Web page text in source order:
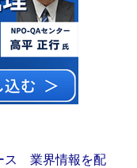
ス 業界情報を配